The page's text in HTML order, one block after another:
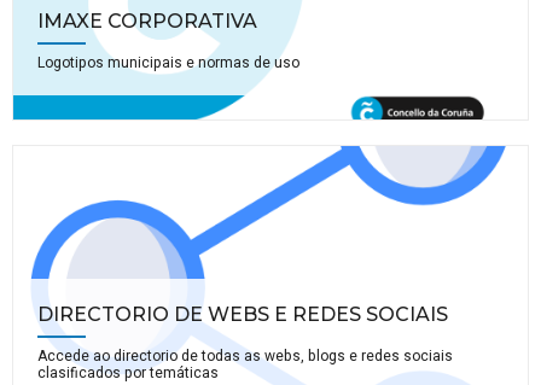
IMAXE CORPORATIVA
Logotipos municipais e normas de uso
DIRECTORIO DE WEBS E REDES SOCIAIS
Accede ao directorio de todas as webs, blogs e redes sociais
clasificados por temáticas